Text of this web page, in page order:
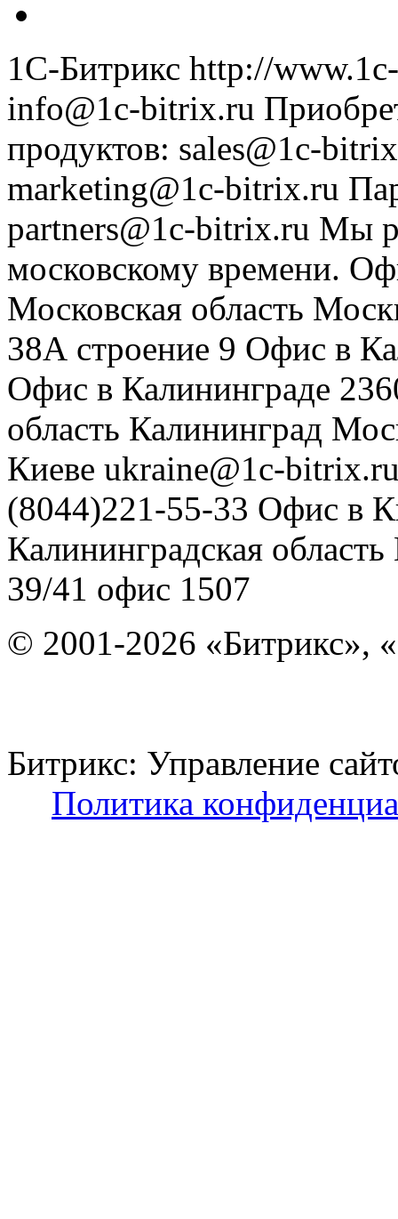
1С-Битрикс http://
info@1c-bitrix.ru
продуктов: sales@1c-
marketing@1c-bitrix.ru
partners@1c-bitrix.ru Мы
московскому времени.
Московская область
38А строение 9 Офис в
Офис в Калининграде
область Калининград
Киеве ukraine@1c-
(8044)221-55-33 Офис в
Калининградская область
39/41 офис 1507
© 2001-2026 «Битрикс»,
Битрикс: Управление
Политика